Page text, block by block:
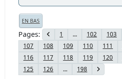
EN BAS
Pages 1 ... 102 103
107
108 109 110 111
116
117 118 119 120
125
126 ... 198